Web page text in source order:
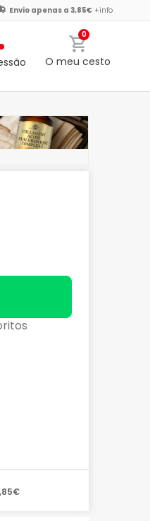
Envio apenas a 3,85€ +info
0
O meu cesto